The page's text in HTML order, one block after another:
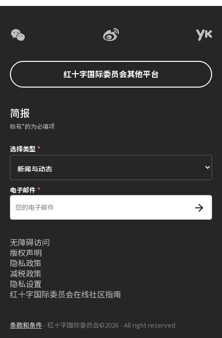
红十字国际委员会其他平台
简报
标有*的为必填项
选择类型*
电子邮件*
无障碍访问
版权声明
隐私政策
减税政策
隐私设置
红十字国际委员会在线社区指南
条款和条件- 红十字国际委员会©2026 - All right reserved